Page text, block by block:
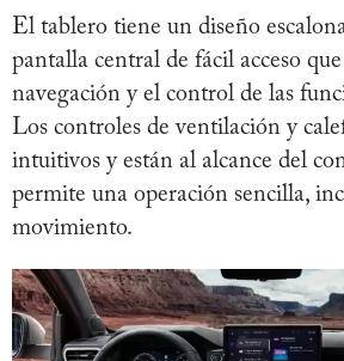
El tablero tiene un diseño
pantalla central de fácil acceso
navegación y el control de las
Los controles de ventilación y
intuitivos y están al alcance del
permite una operación sencilla,
movimiento.